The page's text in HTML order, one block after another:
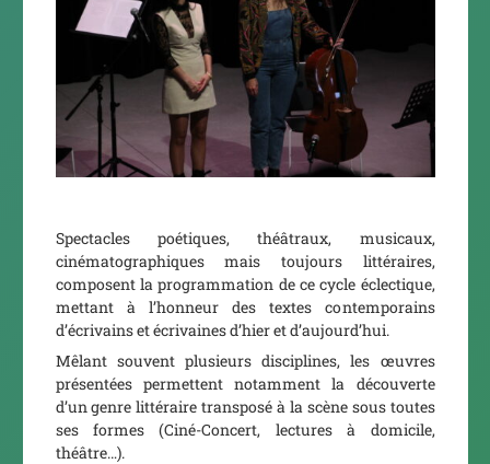
Spectacles poétiques, théâtraux, musicaux,
cinématographiques mais toujours littéraires,
composent la programmation de ce cycle éclectique,
mettant à l’honneur des textes contemporains
d’écrivains et écrivaines d’hier etd’aujourd’hui.
Mêlant souvent plusieurs disciplines, les œuvres
présentées permettent notamment la découverte
d’un genre littéraire transposé à la scène sous toutes
ses formes (Ciné-Concert, lectures à domicile,
théâtre…).